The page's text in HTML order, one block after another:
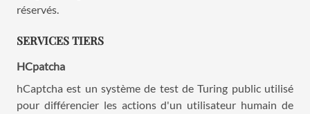
réservés.
SERVICES TIERS
HCpatcha
hCaptcha est un système de test de Turing public utilisé
pour différencier les actions d'un utilisateur humain de